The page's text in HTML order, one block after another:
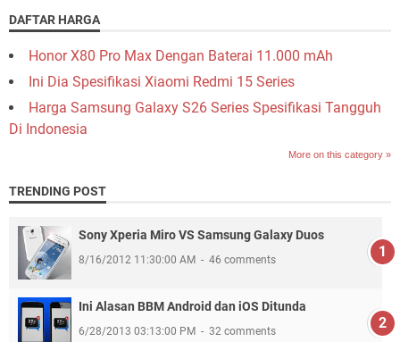
DAFTAR HARGA
Honor X80 Pro Max Dengan Baterai 11.000 mAh
Ini Dia Spesifikasi Xiaomi Redmi 15 Series
Harga Samsung Galaxy S26 Series Spesifikasi Tangguh
Di Indonesia
More on this category »
TRENDING POST
Sony Xperia Miro VS Samsung Galaxy Duos
8/16/2012 11:30:00 AM 46 comments
Ini Alasan BBM Android dan iOS Ditunda
6/28/2013 03:13:00 PM 32 comments